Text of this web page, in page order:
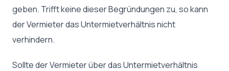
geben. Trifft keine dieser Begründungen zu, so kann
der Vermieter das Untermietverhältnis nicht
verhindern.
Sollte der Vermieter über das Untermietverhältnis